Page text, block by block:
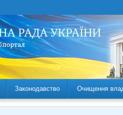
Законодавство Очищення